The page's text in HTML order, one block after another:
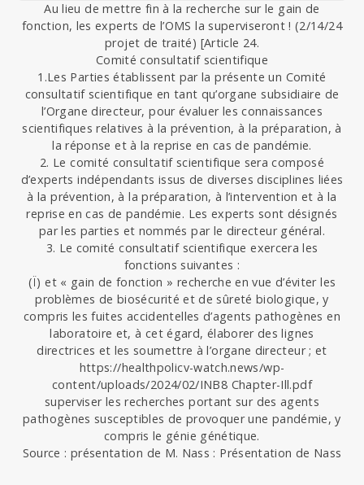
Au lieu de mettre fin à la recherche sur le gain de
fonction, les experts de l’OMS la superviseront ! (2/14/24
projet de traité) [Article 24.
Comité consultatif scientifique
1.Les Parties établissent par la présente un Comité
consultatif scientifique en tant qu’organe subsidiaire de
l’Organe directeur, pour évaluer les connaissances
scientifiques relatives à la prévention, à la préparation, à
la réponse et à la reprise en cas de pandémie.
2. Le comité consultatif scientifique sera composé
d’experts indépendants issus de diverses disciplines liées
à la prévention, à la préparation, à l’intervention et à la
reprise en cas de pandémie. Les experts sont désignés
par les parties et nommés par le directeur général.
3. Le comité consultatif scientifique exercera les
fonctions suivantes :
(Ї) et « gain de fonction » recherche en vue d’éviter les
problèmes de biosécurité et de sûreté biologique, y
compris les fuites accidentelles d’agents pathogènes en
laboratoire et, à cet égard, élaborer des lignes
directrices et les soumettre à l’organe directeur ; et
https://healthpolicv-watch.news/wp-
content/uploads/2024/02/INB8 Chapter-Ill.pdf
superviser les recherches portant sur des agents
pathogènes susceptibles de provoquer une pandémie, y
compris le génie génétique.
Source : présentation de M. Nass : Présentation de Nass